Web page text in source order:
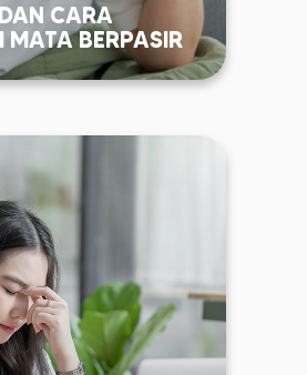
CARA
MATA BERPASIR